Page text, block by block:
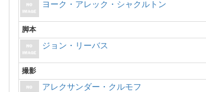
ヨーク・アレック・シャクルトン
脚本
ジョン・リーバス
撮影
アレクサンダー・クルモフ